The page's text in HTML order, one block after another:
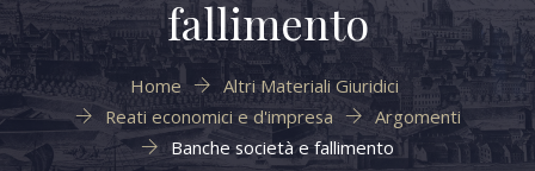
fallimento
Home
Altri Materiali Giuridici
Reati economici e d'impresa
Argomenti
Banche società e fallimento